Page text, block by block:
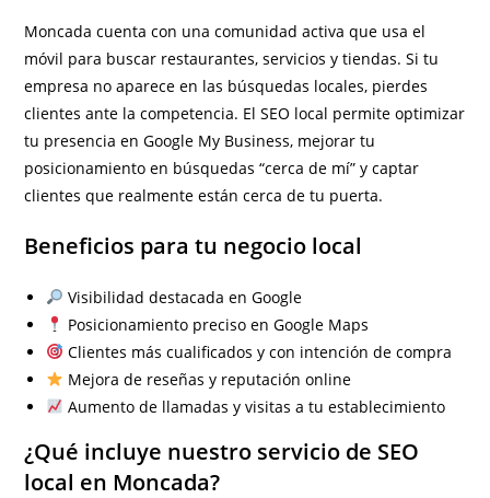
Moncada cuenta con una comunidad activa que usa el
móvil para buscar restaurantes, servicios y tiendas. Si tu
empresa no aparece en las búsquedas locales, pierdes
clientes ante la competencia. El SEO local permite optimizar
tu presencia en Google My Business, mejorar tu
posicionamiento en búsquedas “cerca de mí” y captar
clientes que realmente están cerca de tu puerta.
Beneficios para tu negocio local
Visibilidad destacada en Google
Posicionamiento preciso en Google Maps
Clientes más cualificados y con intención de compra
Mejora de reseñas y reputación online
Aumento de llamadas y visitas a tu establecimiento
¿Qué incluye nuestro servicio de SEO
local en Moncada?